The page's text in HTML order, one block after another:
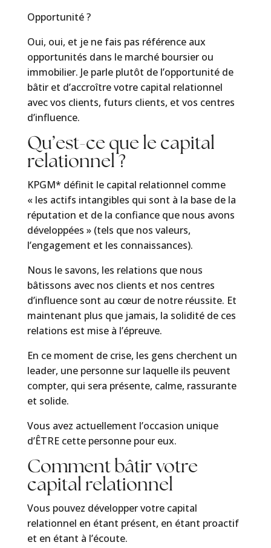
Opportunité ?
Oui, oui, et je ne fais pas référence aux
opportunités dans le marché boursier ou
immobilier. Je parle plutôt de l’opportunité de
bâtir et d’accroître votre capital relationnel
avec vos clients, futurs clients, et vos centres
d’influence.
Qu’est-ce que le capital
relationnel ?
KPGM* définit le capital relationnel comme
« les actifs intangibles qui sont à la base de la
réputation et de la confiance que nous avons
développées » (tels que nos valeurs,
l’engagement et les connaissances).
Nous le savons, les relations que nous
bâtissons avec nos clients et nos centres
d’influence sont au cœur de notre réussite. Et
maintenant plus que jamais, la solidité de ces
relations est mise à l’épreuve.
En ce moment de crise, les gens cherchent un
leader, une personne sur laquelle ils peuvent
compter, qui sera présente, calme, rassurante
et solide.
Vous avez actuellement l’occasion unique
d’ÊTRE cette personne pour eux.
Comment bâtir votre
capital relationnel
Vous pouvez développer votre capital
relationnel en étant présent, en étant proactif
et en étant à l’écoute.